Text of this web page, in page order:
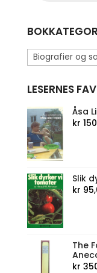
LESERNES
Åsa
kr
Slik
kr
The
kr